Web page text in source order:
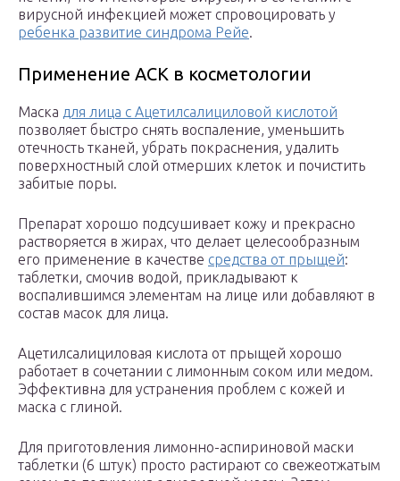
вирусной инфекцией может спровоцировать у
ребенка развитие синдрома Рейе.
Применение АСК в косметологии
Маска для лица с Ацетилсалициловой кислотой
позволяет быстро снять воспаление, уменьшить
отечность тканей, убрать покраснения, удалить
поверхностный слой отмерших клеток и почистить
забитые поры.
Препарат хорошо подсушивает кожу и прекрасно
растворяется в жирах, что делает целесообразным
его применение в качестве средства от прыщей:
таблетки, смочив водой, прикладывают к
воспалившимся элементам на лице или добавляют в
состав масок для лица.
Ацетилсалициловая кислота от прыщей хорошо
работает в сочетании с лимонным соком или медом.
Эффективна для устранения проблем с кожей и
маска с глиной.
Для приготовления лимонно-аспириновой маски
таблетки (6 штук) просто растирают со свежеотжатым